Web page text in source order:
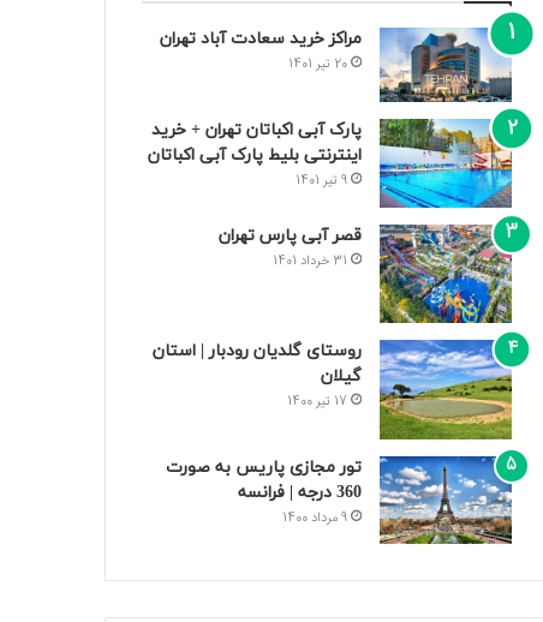
مراکز خرید سعادت‌ آباد تهران
20 تیر 1401
پارک آبی اکباتان تهران + خرید
اینترنتی بلیط پارک آبی اکباتان
9 تیر 1401
قصر آبی پارس تهران
31 خرداد 1401
روستای گلدیان رودبار | استان
گیلان
17 تیر 1400
تور مجازی پاریس به صورت
360 درجه | فرانسه
9 مرداد 1400